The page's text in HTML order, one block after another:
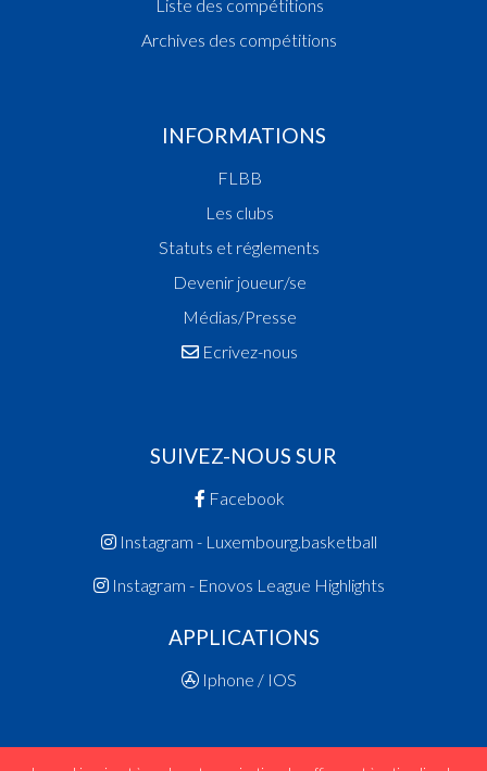
Liste des compétitions
Archives des compétitions
INFORMATIONS
FLBB
Les clubs
Statuts et réglements
Devenir joueur/se
Médias/Presse
Ecrivez-nous
SUIVEZ-NOUS SUR
Facebook
Instagram - Luxembourg.basketball
Instagram - Enovos League Highlights
APPLICATIONS
Iphone / IOS